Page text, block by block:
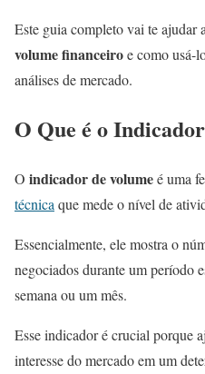
Este guia completo vai te ajudar
volume financeiroe como usá-
análises de mercado.
O Que é o
O indicador de volumeé uma
técnicaque mede o nível de
Essencialmente, ele mostra o
negociados durante um período
semana ou um mês.
Esse indicador é crucial porque
interesse do mercado em um